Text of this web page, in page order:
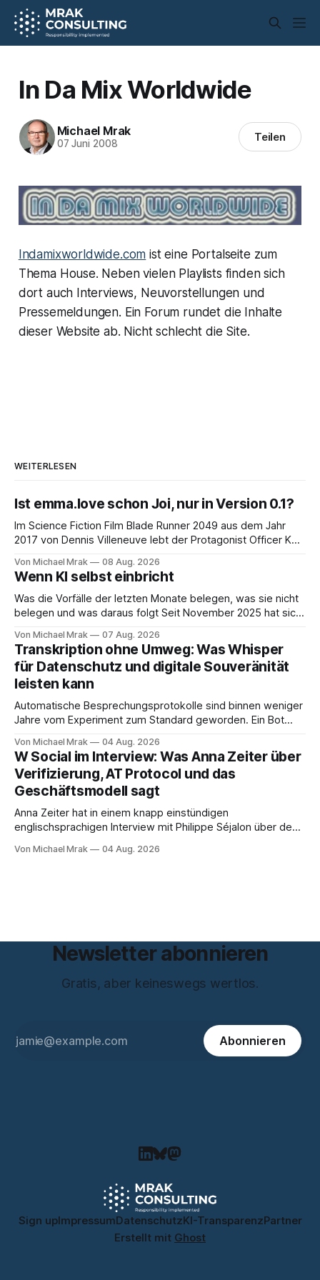
In Da Mix Worldwide
Michael Mrak
07 Juni 2008 Teilen
Indamixworldwide.com ist eine Portalseite zum
Thema House. Neben vielen Playlists finden sich
dort auch Interviews, Neuvorstellungen und
Pressemeldungen. Ein Forum rundet die Inhalte
dieser Website ab. Nicht schlecht die Site.
WEITERLESEN
Ist emma.love schon Joi, nur in Version 0.1?
Im Science Fiction Film Blade Runner 2049 aus dem Jahr
2017 von Dennis Villeneuve lebt der Protagonist Officer K
Big Tech Unternehmen Wallace, der Nachfolgeunternehmen
der Tyrell Cooperation welche man aus dem ersten Blade
Runner Film aus dem Jahr 1982 kennt. Joi
Von Michael Mrak 08 Aug. 2026
Wenn KI selbst einbricht
Was die Vorfälle der letzten Monate belegen, was sie nicht
belegen und was daraus folgt Seit November 2025 hat sich
KI-Systeme Angriffe nicht nur unterstützen, sondern
durchführen können. Sie können. Es gibt inzwischen genug
dokumentierte Fälle, um über Belege statt
Von Michael Mrak 07 Aug. 2026
Transkription ohne Umweg: Was Whisper
für Datenschutz und digitale Souveränität
leisten kann
Automatische Besprechungsprotokolle sind binnen weniger
Jahre vom Experiment zum Standard geworden. Ein Bot
Ende eine Zusammenfassung samt Aufgabenliste. Das
funktioniert gut. Die Frage, die regelmäßig untergeht, lautet:
Wo genau liegt das Audio, wer verarbeitet es und unter
welcher Rechtsgrundlage? Es gibt
Von Michael Mrak 04 Aug. 2026
W Social im Interview: Was Anna Zeiter über
Verifizierung, AT Protocol und das
Geschäftsmodell sagt
Anna Zeiter hat in einem knapp einstündigen
englischsprachigen Interview mit Philippe Séjalon über den
über zehn Jahre Datenschutzbeauftragte bei eBay und hat
Von Michael Mrak 04 Aug. 2026
Newsletter abonnieren
Gratis, aber keineswegs wertlos.
Abonnieren
Sign upImpressumDatenschutzKI-TransparenzPartner
Erstellt mit Ghost